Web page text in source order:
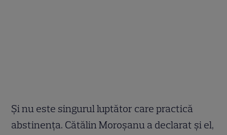
Și nu este singurul luptător care practică
abstinența. Cătălin Moroșanu a declarat și el,